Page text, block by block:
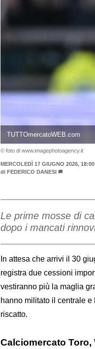
TUTTOmercatoWEB.com
© foto di www.imagephotoagency.it
MERCOLEDÌ 17 GIUGNO 2026, 18:00
di FEDERICO DANESI
Le prime mosse di
dopo i mancati
In attesa che arrivi il 30
registra due cessioni
vestiranno più la maglia
hanno militato il centrale
riscatto.
Calciomercato